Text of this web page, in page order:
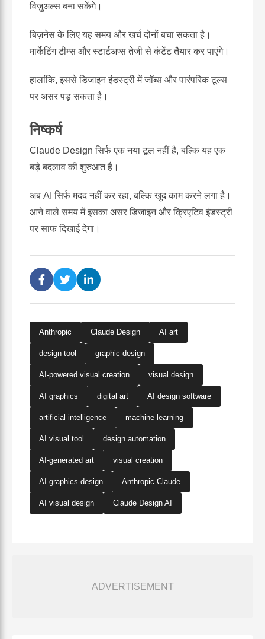
विज़ुअल्स बना सकेंगे।
बिज़नेस के लिए यह समय और खर्च दोनों बचा सकता है।
मार्केटिंग टीम्स और स्टार्टअप्स तेजी से कंटेंट तैयार कर पाएंगे।
हालांकि, इससे डिजाइन इंडस्ट्री में जॉब्स और पारंपरिक टूल्स
पर असर पड़ सकता है।
निष्कर्ष
Claude Design सिर्फ एक नया टूल नहीं है, बल्कि यह एक
बड़े बदलाव की शुरुआत है।
अब AI सिर्फ मदद नहीं कर रहा, बल्कि खुद काम करने लगा है।
आने वाले समय में इसका असर डिजाइन और क्रिएटिव इंडस्ट्री
पर साफ दिखाई देगा।
Anthropic Claude Design AI art
design tool graphic design
AI-powered visual creation visual design
AI graphics digital art AI design software
artificial intelligence machine learning
AI visual tool design automation
AI-generated art visual creation
AI graphics design Anthropic Claude
AI visual design Claude Design AI
ADVERTISEMENT